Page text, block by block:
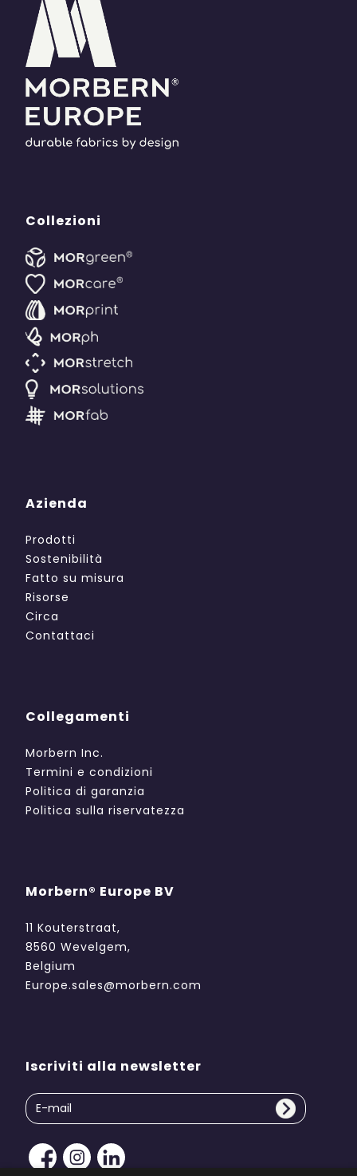
Collezioni
Azienda
Prodotti
Sostenibilità
Fatto su misura
Risorse
Circa
Contattaci
Collegamenti
Morbern Inc.
Termini e condizioni
Politica di garanzia
Politica sulla riservatezza
Morbern® Europe BV
11 Kouterstraat,
8560 Wevelgem,
Belgium
Europe.sales@morbern.com
Iscriviti alla newsletter